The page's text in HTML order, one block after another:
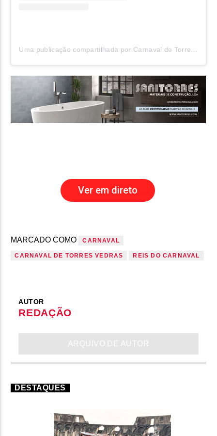
Uma publicação compartilhada por Carnaval de Torres Vedras (@carnavaldetorresvedras)
Ver em direto
MARCADO COMO CARNAVAL
CARNAVAL DE TORRES VEDRAS REIS DO CARNAVAL
AUTOR
REDAÇÃO
ARQUIVO DE AUTOR
DESTAQUES